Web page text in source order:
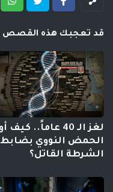
قد تعجبك هذه القصص
لغز الـ 40 عاماً..
الحمض النووي بضابط
الشرطة القاتل؟